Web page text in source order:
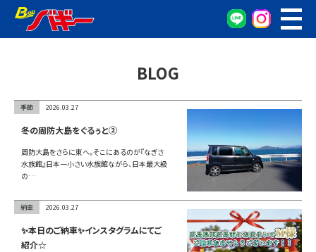
WEB予約
無料査定窓口
車両検索
車検/整備
BLOG
季節 2026.03.27
冬の周防大島をぐるぅと②
周防大島をさらに東へ。そこにあるのが『なぎさ
水族館』日本一小さい水族館ながら、日本最大級
の…
納車 2026.03.27
✨本日のご納車✨インスタグラムにてご
紹介☆